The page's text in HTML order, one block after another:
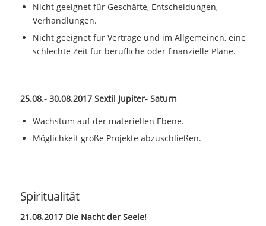
Nicht geeignet für Geschäfte, Entscheidungen,
Verhandlungen.
Nicht geeignet für Verträge und im Allgemeinen, eine
schlechte Zeit für berufliche oder finanzielle Pläne.
25.08.- 30.08.2017 Sextil Jupiter- Saturn
Wachstum auf der materiellen Ebene.
Möglichkeit große Projekte abzuschließen.
Spiritualität
21.08.2017 Die Nacht der Seele!